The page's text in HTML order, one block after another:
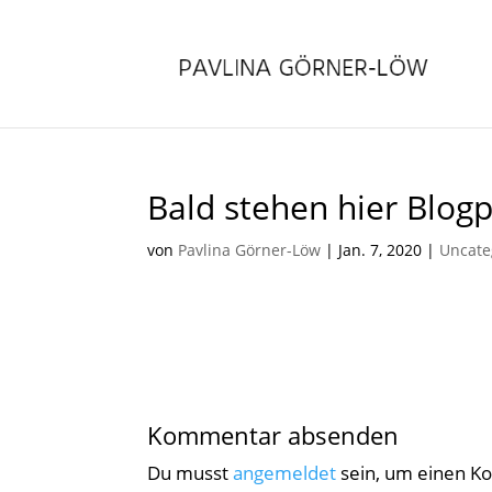
Bald stehen hier
von Pavlina Görner-Löw | Jan. 7, 2020 |
Kommentar absenden
Du musstangemeldet sein, um einen